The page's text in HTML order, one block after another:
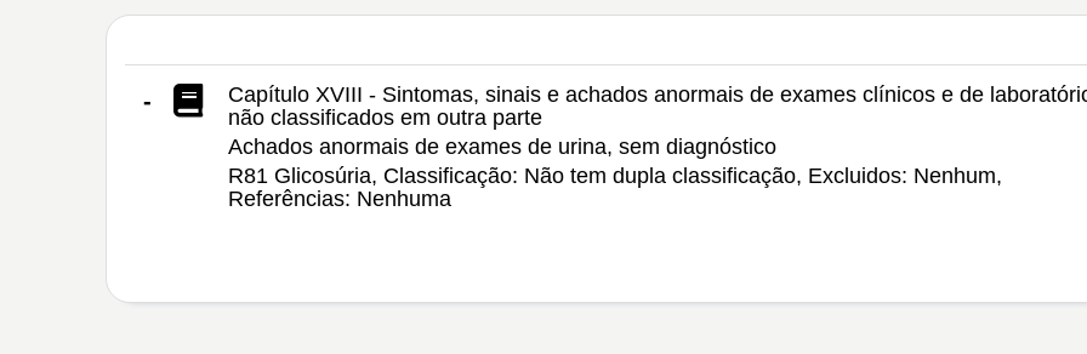
-
Capítulo XVIII - Sintomas, sinais e achados anormais de exames clínicos e de
não classificados em outra parte
Achados anormais de exames de urina, sem diagnóstico
R81 Glicosúria, Classificação: Não tem dupla classificação, Excluidos: Nenhum,
Referências: Nenhuma